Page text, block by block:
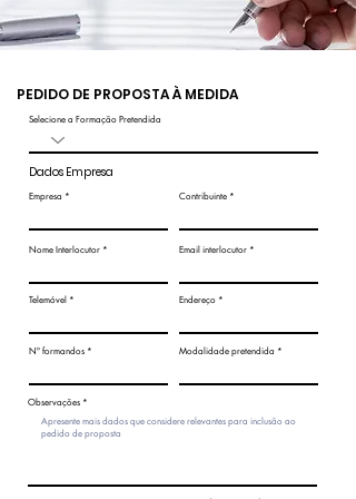
PEDIDO DE PROPOSTA À MEDIDA
Selecione a Formação Pretendida
Dados Empresa
Empresa Contribuinte
Nome Interlocutor Email interlocutor
Telemóvel Endereço
Nº formandos Modalidade pretendida
Observações